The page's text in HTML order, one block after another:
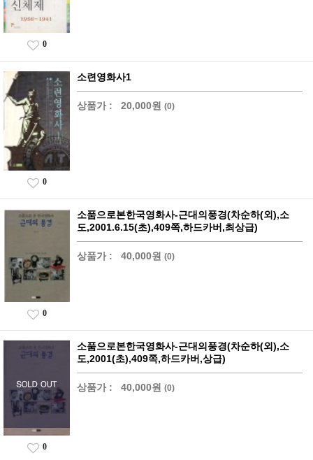
0
소련영화사1
상품가 : 20,000원 (0)
0
소품으로본한국영화사-근대의풍경(차순하(외),소
도,2001.6.15(초),409쪽,하드카버,최상급)
상품가 : 40,000원 (0)
0
소품으로본한국영화사-근대의풍경(차순하(외),소
도,2001(초),409쪽,하드카버,상급)
상품가 : 40,000원 (0)
0